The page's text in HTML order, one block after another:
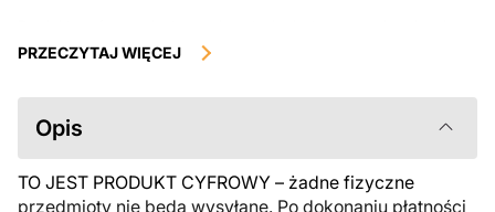
podlegają zwrotowi ani wymianie po ich pobraniu. Zalecamy
przed zakupem. Jeśli masz jakiekolwiek problemy z zamówieniem,
skontaktuj się bezpośrednio ze sprzedawcą.
PRZECZYTAJ WIĘCEJ
Opis
TO JEST PRODUKT CYFROWY – żadne fizyczne
przedmioty nie będą wysyłane. Po dokonaniu płatności